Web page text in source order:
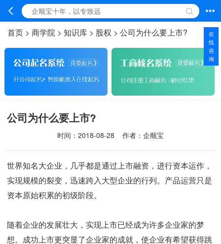
首页 > 商学院 > 知识库 > 股权 > 公司为什么要上市?
公司为什么要上市?
时间： 2018-08-28 作者：企顺宝
世界知名大企业，几乎都是通过上市融资，进行资本运作，
实现规模的裂变，迅速跨入大型企业的行列。产品运营只是
资本原始积累的初级阶段。
随着企业的发展壮大，实现上市已经成为许多企业家的梦
想。成功上市更突显了企业家的成就，使企业有希望获得跳
在
线
咨
询